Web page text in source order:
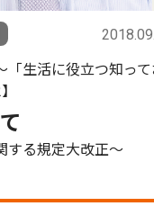
「生活に役立つ知って
する規定大改正〜